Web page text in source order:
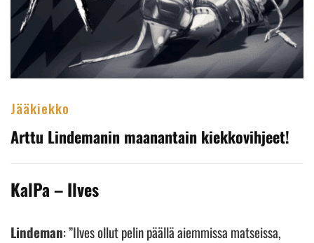
Jääkiekko
Arttu Lindemanin maanantain kiekkovihjeet!
KalPa – Ilves
Lindeman: ”Ilves ollut pelin päällä aiemmissa matseissa,